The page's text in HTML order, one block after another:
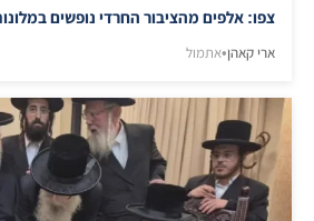
צפו: אלפים מהציבור החרדי נופשים
ארי קאהן•אתמול